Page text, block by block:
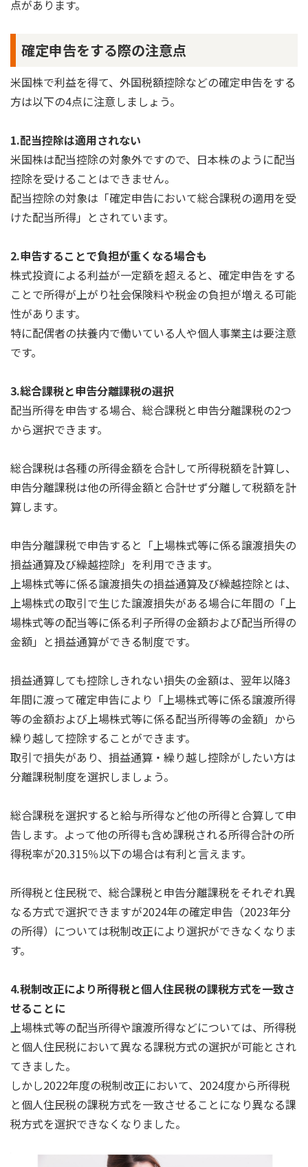
点があります。
確定申告をする際の注意点
米国株で利益を得て、外国税額控除などの確定申告をする
方は以下の4点に注意しましょう。
1.配当控除は適用されない
米国株は配当控除の対象外ですので、日本株のように配当
控除を受けることはできません。
配当控除の対象は「確定申告において総合課税の適用を受
けた配当所得」とされています。
2.申告することで負担が重くなる場合も
株式投資による利益が一定額を超えると、確定申告をする
ことで所得が上がり社会保険料や税金の負担が増える可能
性があります。
特に配偶者の扶養内で働いている人や個人事業主は要注意
です。
3.総合課税と申告分離課税の選択
配当所得を申告する場合、総合課税と申告分離課税の2つ
から選択できます。
総合課税は各種の所得金額を合計して所得税額を計算し、
申告分離課税は他の所得金額と合計せず分離して税額を計
算します。
申告分離課税で申告すると「上場株式等に係る譲渡損失の
損益通算及び繰越控除」を利用できます。
上場株式等に係る譲渡損失の損益通算及び繰越控除とは、
上場株式の取引で生じた譲渡損失がある場合に年間の「上
場株式等の配当等に係る利子所得の金額および配当所得の
金額」と損益通算ができる制度です。
損益通算しても控除しきれない損失の金額は、翌年以降3
年間に渡って確定申告により「上場株式等に係る譲渡所得
等の金額および上場株式等に係る配当所得等の金額」から
繰り越して控除することができます。
取引で損失があり、損益通算・繰り越し控除がしたい方は
分離課税制度を選択しましょう。
総合課税を選択すると給与所得など他の所得と合算して申
告します。よって他の所得も含め課税される所得合計の所
得税率が20.315％以下の場合は有利と言えます。
所得税と住民税で、総合課税と申告分離課税をそれぞれ異
なる方式で選択できますが2024年の確定申告（2023年分
の所得）については税制改正により選択ができなくなりま
す。
4.税制改正により所得税と個人住民税の課税方式を一致さ
せることに
上場株式等の配当所得や譲渡所得などについては、所得税
と個人住民税において異なる課税方式の選択が可能とされ
てきました。
しかし2022年度の税制改正において、2024度から所得税
と個人住民税の課税方式を一致させることになり異なる課
税方式を選択できなくなりました。